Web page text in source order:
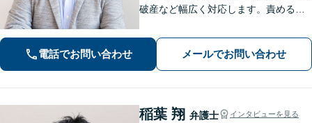
破産など幅広く対応します。責めるこ
話ください【労働・雇用】固定残業代
請求について裁判実績あり【完全個
室】【土日祝日面談可】
電話でお問い合わせ メールでお問い合わせ
稲葉 翔 弁護士 インタビューを見る